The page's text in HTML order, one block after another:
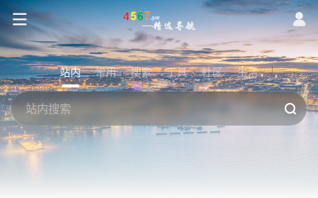
站内 常用 搜索 工具 社区 生活